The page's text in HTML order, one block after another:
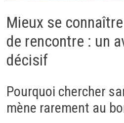
Mieux se
de rencontre : un
décisif
Pourquoi chercher
mène rarement au